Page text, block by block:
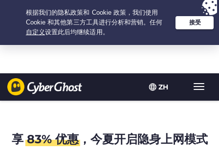
ZH
Your choice:The Best Dealfor 2.1666666666667-years at $2.19
/month
享83% 优惠，今夏开启隐身上网模式